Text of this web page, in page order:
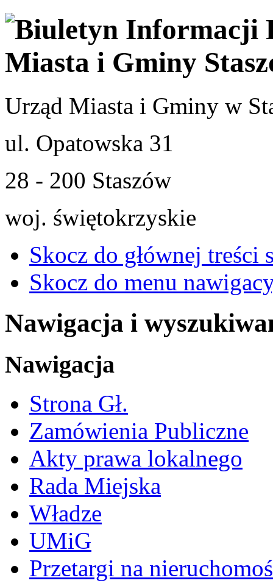
Urząd Miasta i Gminy w
ul. Opatowska 31
28 - 200 Staszów
woj. świętokrzyskie
Skocz do głównej treści
Skocz do menu
Nawigacja i
Nawigacja
Strona Gł.
Zamówienia Publiczne
Akty prawa lokalnego
Rada Miejska
Władze
UMiG
Przetargi na